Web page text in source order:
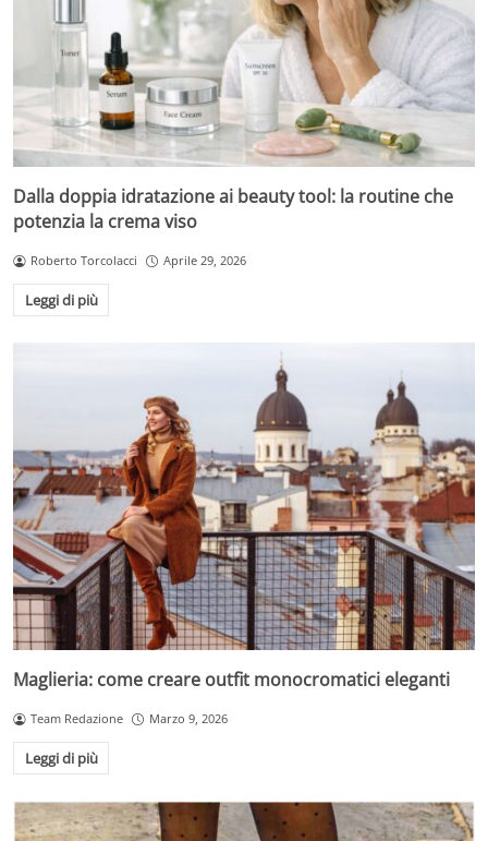
Dalla doppia idratazione ai beauty tool: la routine che
potenzia la crema viso
Roberto Torcolacci Aprile 29, 2026
Leggi di più
Maglieria: come creare outfit monocromatici eleganti
Team Redazione Marzo 9, 2026
Leggi di più